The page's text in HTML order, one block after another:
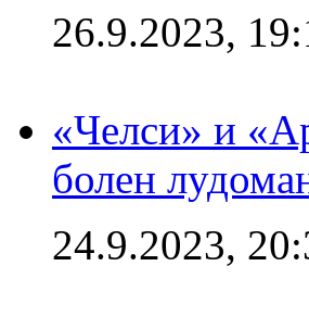
26.9.2023,
«Челси» и
болен
24.9.2023,